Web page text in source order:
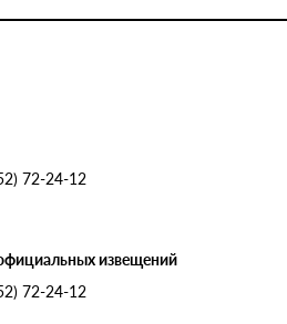
72-24-12
извещений
72-24-12